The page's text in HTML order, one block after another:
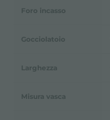
Foro incasso
Gocciolatoio
Larghezza
Misura vasca